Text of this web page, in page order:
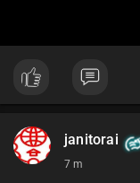
janitorai
7 m